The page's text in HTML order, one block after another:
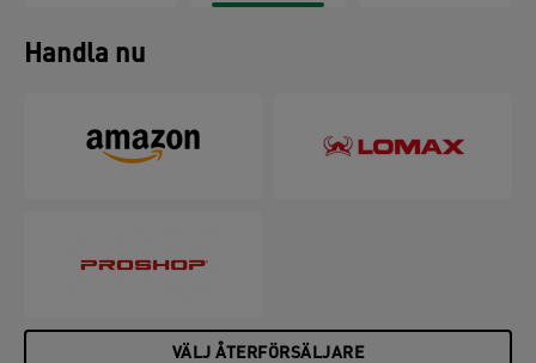
Store Cosy förvaringslådor i återvunnen
premiumkartong är perfekta för att hålla ordning i
hemmet och på kontoret och gör att du kan känna
Handla nu
VÄLJ ÅTERFÖRSÄLJARE